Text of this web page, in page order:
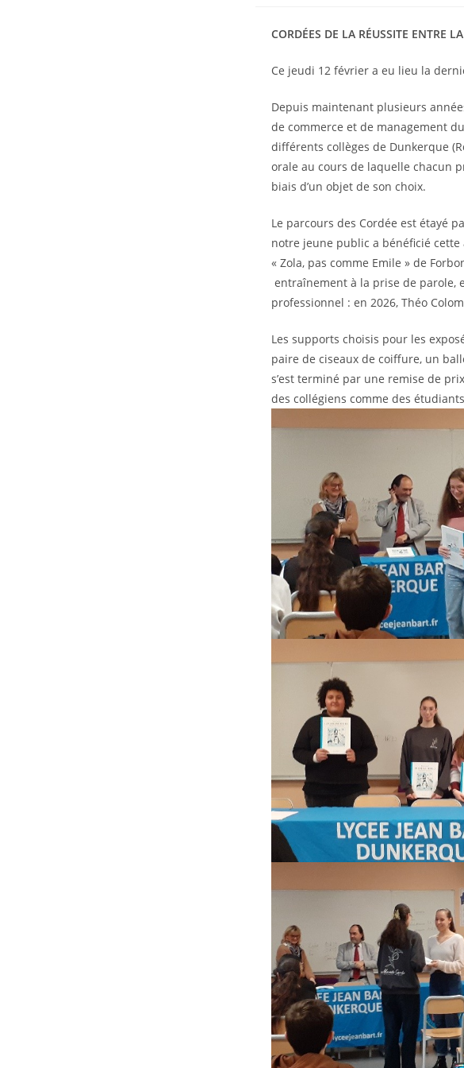
CORDÉES DE LA RÉUSSITE ENTRE
Ce jeudi 12 février a eu lieu la
Depuis maintenant plusieurs
de commerce et de management
différents collèges de Dunkerque
orale au cours de laquelle chacun
biais d’un objet de son choix.
Le parcours des Cordée est étayé
notre jeune public a bénéficié
« Zola, pas comme Emile » de
entraînement à la prise de parole,
professionnel : en 2026, Théo
Les supports choisis pour les
paire de ciseaux de coiffure, un
s’est terminé par une remise de
des collégiens comme des